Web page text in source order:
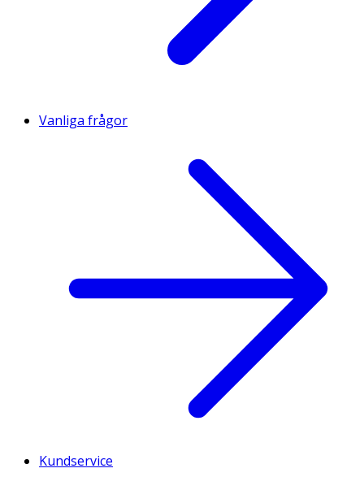
Vanliga frågor
Kundservice